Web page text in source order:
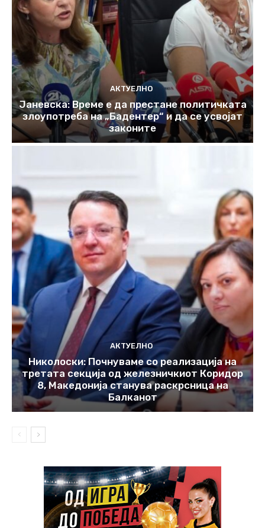
АКТУЕЛНО
Јаневска: Време е да престане политичката
злоупотреба на „Бадентер“ и да се усвојат
законите
АКТУЕЛНО
Николоски: Почнуваме со реализација на
третата секција од железничкиот Коридор
8, Македонија станува раскрсница на
Балканот